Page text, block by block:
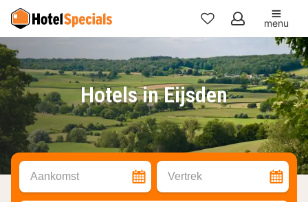
Mijn
favorieten
menu
Hotels in Eijsden
Aankomst Vertrek